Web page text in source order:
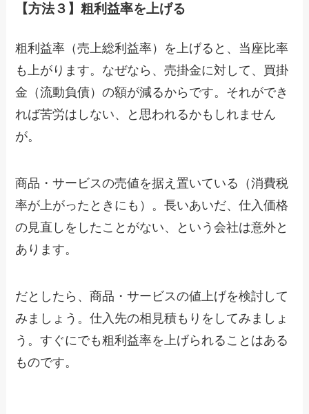
【方法３】粗利益率を上げる
粗利益率（売上総利益率）を上げると、当座比率
も上がります。なぜなら、売掛金に対して、買掛
金（流動負債）の額が減るからです。それができ
れば苦労はしない、と思われるかもしれません
が。
商品・サービスの売値を据え置いている（消費税
率が上がったときにも）。長いあいだ、仕入価格
の見直しをしたことがない、という会社は意外と
あります。
だとしたら、商品・サービスの値上げを検討して
みましょう。仕入先の相見積もりをしてみましょ
う。すぐにでも粗利益率を上げられることはある
ものです。